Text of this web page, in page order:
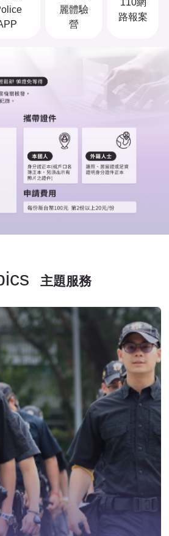
麗體驗
營
路報案
主題服務